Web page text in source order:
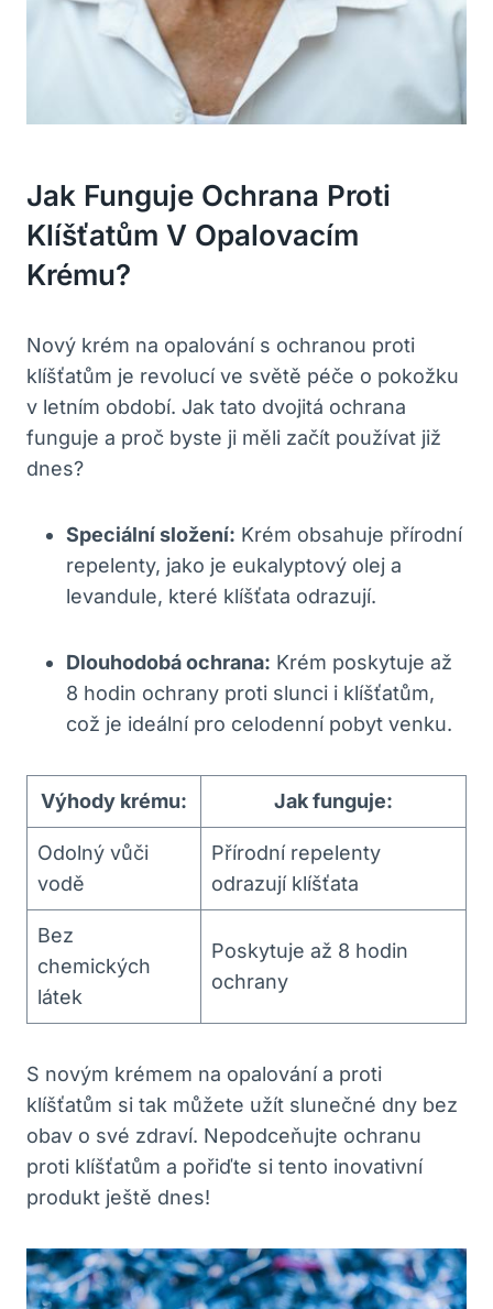
Jak Funguje Ochrana Proti
Klíšťatům V Opalovacím
Krému?
Nový krém na opalování s ochranou proti
klíšťatům je revolucí ve světě péče o pokožku
v letním období. Jak tato dvojitá ochrana
funguje a proč byste ji měli začít používat již
dnes?
Speciální složení: Krém obsahuje přírodní
repelenty, jako je eukalyptový olej a
levandule, které klíšťata odrazují.
Dlouhodobá ochrana: Krém poskytuje až
8 hodin ochrany proti slunci i klíšťatům,
což je ideální pro celodenní pobyt venku.
Výhody krému: Jak funguje:
Odolný vůči
vodě
Přírodní repelenty
odrazují klíšťata
Bez
chemických
látek
Poskytuje až 8 hodin
ochrany
S novým krémem na opalování a proti
klíšťatům si tak můžete užít slunečné dny bez
obav o své zdraví. Nepodceňujte ochranu
proti klíšťatům a pořiďte si tento inovativní
produkt ještě dnes!